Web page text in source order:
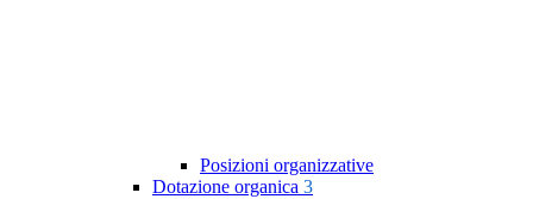
Posizioni organizzative
Dotazione organica 3